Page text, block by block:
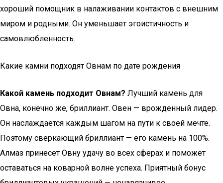
хороший помощник в налаживании контактов с внешним
миром и родными. Он уменьшает эгоистичность и
самовлюбленность.
Какие камни подходят Овнам по дате рождения
Какой камень подходит Овнам? Лучший камень для
Овна, конечно же, бриллиант. Овен — врожденный лидер.
Он наслаждается каждым шагом на пути к своей мечте.
Поэтому сверкающий бриллиант — его камень на 100%.
Алмаз принесет Овну удачу во всех сферах и поможет
оставаться на коварной волне успеха. Приятный бонус